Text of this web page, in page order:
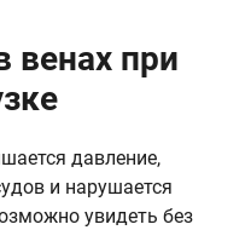
венах при
давление,
и нарушается
увидеть без